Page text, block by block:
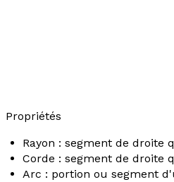
Propriétés
Rayon : segment de
Corde : segment de droite
Arc : portion ou segment